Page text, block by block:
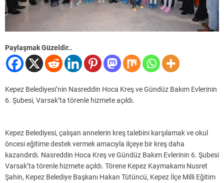
Paylaşmak Güzeldir..
Kepez Belediyesi’nin Nasreddin Hoca Kreş ve Gündüz Bakım Evlerinin
6. Şubesi, Varsak’ta törenle hizmete açıldı.
Kepez Belediyesi, çalışan annelerin kreş talebini karşılamak ve okul
öncesi eğitime destek vermek amacıyla ilçeye bir kreş daha
kazandırdı. Nasreddin Hoca Kreş ve Gündüz Bakım Evlerinin 6. Şubesi
Varsak’ta törenle hizmete açıldı. Törene Kepez Kaymakamı Nusret
Şahin, Kepez Belediye Başkanı Hakan Tütüncü, Kepez İlçe Milli Eğitim